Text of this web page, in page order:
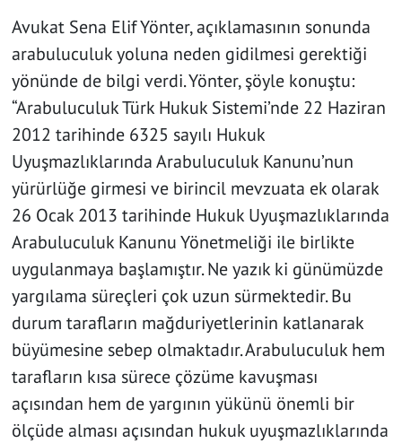
Avukat Sena Elif Yönter, açıklamasının sonunda
arabuluculuk yoluna neden gidilmesi gerektiği
yönünde de bilgi verdi. Yönter, şöyle konuştu:
“Arabuluculuk Türk Hukuk Sistemi’nde 22 Haziran
2012 tarihinde 6325 sayılı Hukuk
Uyuşmazlıklarında Arabuluculuk Kanunu’nun
yürürlüğe girmesi ve birincil mevzuata ek olarak
26 Ocak 2013 tarihinde Hukuk Uyuşmazlıklarında
Arabuluculuk Kanunu Yönetmeliği ile birlikte
uygulanmaya başlamıştır. Ne yazık ki günümüzde
yargılama süreçleri çok uzun sürmektedir. Bu
durum tarafların mağduriyetlerinin katlanarak
büyümesine sebep olmaktadır. Arabuluculuk hem
tarafların kısa sürece çözüme kavuşması
açısından hem de yargının yükünü önemli bir
ölçüde alması açısından hukuk uyuşmazlıklarında